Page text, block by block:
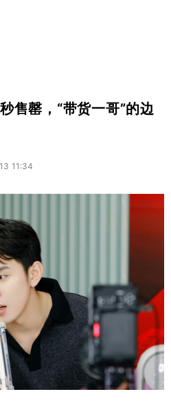
售罄，“带货一哥”的边
11:34